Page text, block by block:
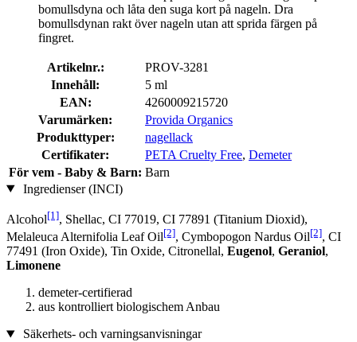
bomullsdyna och låta den suga kort på nageln. Dra
bomullsdynan rakt över nageln utan att sprida färgen på
fingret.
Artikelnr.:
PROV-3281
Innehåll:
5 ml
EAN:
4260009215720
Varumärken:
Provida Organics
Produkttyper:
nagellack
Certifikater:
PETA Cruelty Free, Demeter
För vem - Baby & Barn: Barn
Ingredienser (INCI)
Alcohol[1], Shellac, CI 77019, CI 77891 (Titanium Dioxid),
Melaleuca Alternifolia Leaf Oil[2], Cymbopogon Nardus Oil[2], CI
77491 (Iron Oxide), Tin Oxide, Citronellal, Eugenol, Geraniol,
Limonene
demeter-certifierad
aus kontrolliert biologischem Anbau
Säkerhets- och varningsanvisningar